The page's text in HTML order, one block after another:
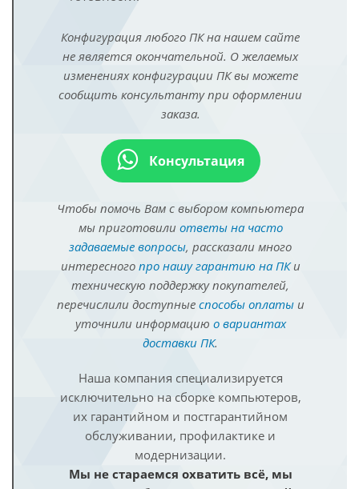
Конфигурация любого ПК на нашем сайте
не является окончательной. О желаемых
изменениях конфигурации ПК вы можете
сообщить консультанту при оформлении
заказа.
Консультация
Чтобы помочь Вам с выбором компьютера
мы приготовили ответы на часто
задаваемые вопросы, рассказали много
интересного про нашу гарантию на ПКи
техническую поддержку покупателей,
перечислили доступные способы оплатыи
уточнили информацию о вариантах
доставки ПК.
Наша компания специализируется
исключительно на сборке компьютеров,
их гарантийном и постгарантийном
обслуживании, профилактике и
модернизации.
Мы не стараемся охватить всё, мы